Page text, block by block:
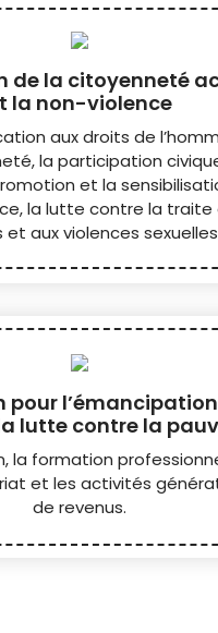
de la citoyenneté
la non-violence
aux droits de
la participation
et la
la lutte contre la traite
aux violences
pour
lutte contre la
la formation
et les activités
de revenus.